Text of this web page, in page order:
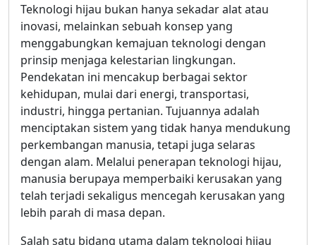
Teknologi hijau bukan hanya sekadar alat atau
inovasi, melainkan sebuah konsep yang
menggabungkan kemajuan teknologi dengan
prinsip menjaga kelestarian lingkungan.
Pendekatan ini mencakup berbagai sektor
kehidupan, mulai dari energi, transportasi,
industri, hingga pertanian. Tujuannya adalah
menciptakan sistem yang tidak hanya mendukung
perkembangan manusia, tetapi juga selaras
dengan alam. Melalui penerapan teknologi hijau,
manusia berupaya memperbaiki kerusakan yang
telah terjadi sekaligus mencegah kerusakan yang
lebih parah di masa depan.
Salah satu bidang utama dalam teknologi hijau